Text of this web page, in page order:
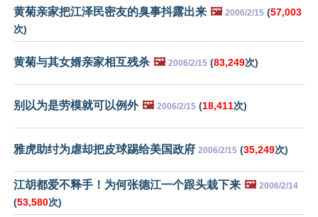
黄菊亲家把江泽民密友的臭事抖露出来 🖼️ 2006/2/15 (57,003
次)
黄菊与其女婿亲家相互残杀 🖼️ 2006/2/15 (83,249次)
别以为是劳模就可以例外 🖼️ 2006/2/15 (18,411次)
雅虎助纣为虐却把皮球踢给美国政府 2006/2/15 (35,249次)
江胡都爱不释手！为何张德江一个跟头栽下来 🖼️ 2006/2/14
(53,580次)